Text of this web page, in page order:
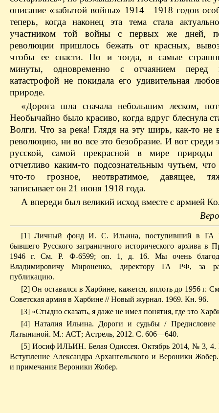
описание «забытой войны» 1914—1918 годов
теперь, когда наконец эта тема стала
участником той войны с первых же дней,
революции пришлось бежать от красных,
чтобы ее спасти. Но и тогда, в самые
минуты, одновременно с отчаянием перед
катастрофой не покидала его удивительная
природе.
«Дорога шла сначала небольшим леском,
Необычайно было красиво, когда вдруг блеснула
Волги. Что за река! Глядя на эту ширь, как-то не
революцию, ни во все это безобразие. И вот среди
русской, самой прекрасной в мире природы
отчетливо каким-то подсознательным чутьем, что
что-то грозное, неотвратимое, давящее,
записывает он 21 июня 1918 года.
А впереди был великий исход вместе с армией
[1] Личный фонд И. С. Ильина, поступивший в ГА
бывшего Русского заграничного исторического архива в
1946 г. См. Р. Ф-6599; оп. 1, д. 16. Мы очень
Владимировичу Мироненко, директору ГА РФ, за
публикацию.
[2] Он оставался в Харбине, кажется, вплоть до 1956 г.
Советская армия в Харбине // Новый журнал. 1969. Кн. 96.
[3] «Стыдно сказать, я даже не имел понятия, где это
[4] Наталия Ильина. Дороги и судьбы /
Латыниной. М.: АСТ; Астрель, 2012. С. 606—640.
[5] Иосиф ИЛЬИН. Белая Одиссея. Октябрь 2014, № 3, 4.
Вступление Александра Архангельского и Вероники
и примечания Вероники Жобер.